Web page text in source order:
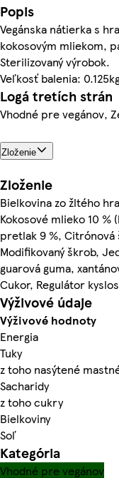
Popis
Vegánska nátierka s
kokosovým mliekom,
Sterilizovaný výrobok.
Veľkosť balenia:
Logá tretích strán
Vhodné pre vegánov,
Zloženie
Zloženie
Bielkovina zo žltého
Kokosové mlieko 10
pretlak 9 %, Citrónová
Modifikovaný škrob,
guarová guma,
Cukor, Regulátor
Výživové údaje
Výživové hodnoty
Energia
Tuky
z toho nasýtené
Sacharidy
z toho cukry
Bielkoviny
Soľ
Kategória
Vhodné pre vegánov